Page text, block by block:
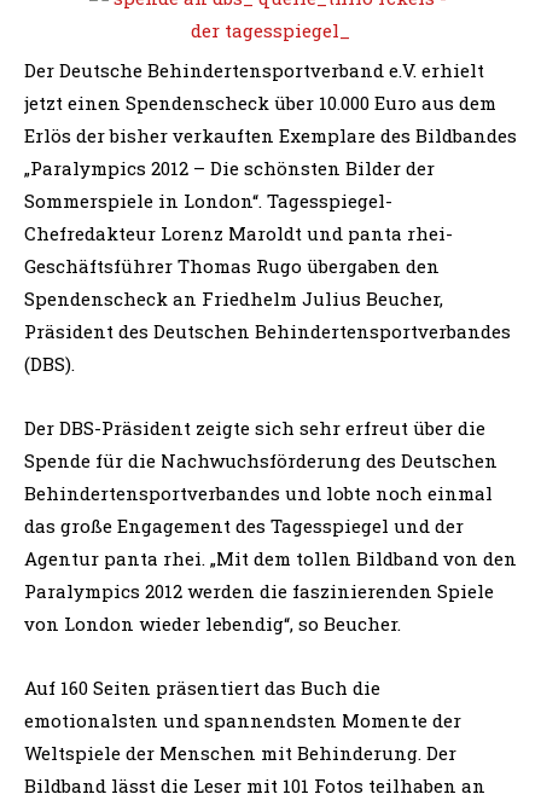
Der Deutsche Behindertensportverband e.V. erhielt
jetzt einen Spendenscheck über 10.000 Euro aus dem
Erlös der bisher verkauften Exemplare des Bildbandes
„Paralympics 2012 – Die schönsten Bilder der
Sommerspiele in London“. Tagesspiegel-
Chefredakteur Lorenz Maroldt und panta rhei-
Geschäftsführer Thomas Rugo übergaben den
Spendenscheck an Friedhelm Julius Beucher,
Präsident des Deutschen Behindertensportverbandes
(DBS).
Der DBS-Präsident zeigte sich sehr erfreut über die
Spende für die Nachwuchsförderung des Deutschen
Behindertensportverbandes und lobte noch einmal
das große Engagement des Tagesspiegel und der
Agentur panta rhei. „Mit dem tollen Bildband von den
Paralympics 2012 werden die faszinierenden Spiele
von London wieder lebendig“, so Beucher.
Auf 160 Seiten präsentiert das Buch die
emotionalsten und spannendsten Momente der
Weltspiele der Menschen mit Behinderung. Der
Bildband lässt die Leser mit 101 Fotos teilhaben an